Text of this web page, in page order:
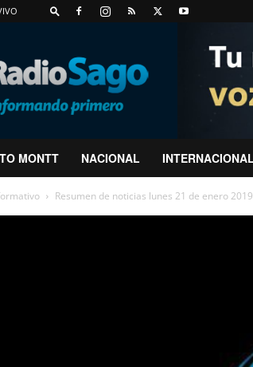
MONTT NACIONAL
Resumen de noticias lunes 21 de enero